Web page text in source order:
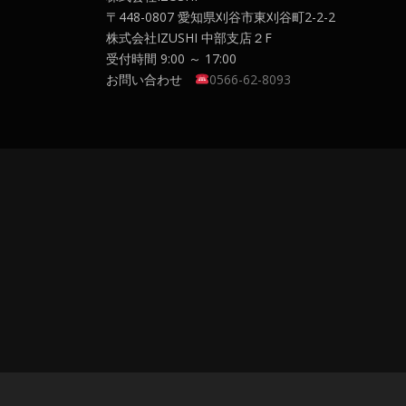
〒448-0807 愛知県刈谷市東刈谷町2-2-2
株式会社IZUSHI 中部支店２F
受付時間 9:00 ～ 17:00
お問い合わせ
0566-62-8093